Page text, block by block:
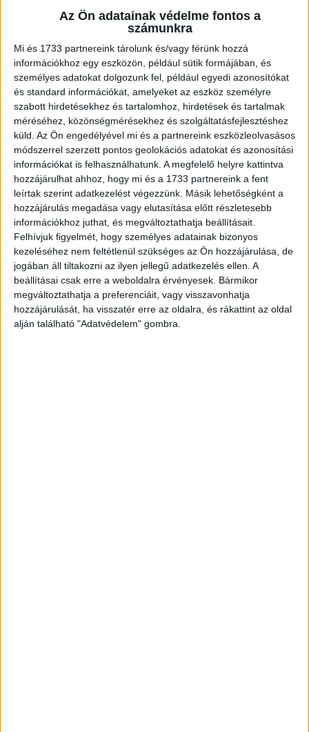
Az Ön adatainak védelme fontos a
számunkra
Mi és 1733 partnereink tárolunk és/vagy férünk hozzá
információkhoz egy eszközön, például sütik formájában, és
személyes adatokat dolgozunk fel, például egyedi azonosítókat
és standard információkat, amelyeket az eszköz személyre
szabott hirdetésekhez és tartalomhoz, hirdetések és tartalmak
méréséhez, közönségmérésekhez és szolgáltatásfejlesztéshez
küld. Az Ön engedélyével mi és a partnereink eszközleolvasásos
módszerrel szerzett pontos geolokációs adatokat és azonosítási
információkat is felhasználhatunk. A megfelelő helyre kattintva
hozzájárulhat ahhoz, hogy mi és a 1733 partnereink a fent
leírtak szerint adatkezelést végezzünk. Másik lehetőségként a
hozzájárulás megadása vagy elutasítása előtt részletesebb
információkhoz juthat, és megváltoztathatja beállításait.
Felhívjuk figyelmét, hogy személyes adatainak bizonyos
kezeléséhez nem feltétlenül szükséges az Ön hozzájárulása, de
jogában áll tiltakozni az ilyen jellegű adatkezelés ellen. A
beállításai csak erre a weboldalra érvényesek. Bármikor
megváltoztathatja a preferenciáit, vagy visszavonhatja
hozzájárulását, ha visszatér erre az oldalra, és rákattint az oldal
alján található "Adatvédelem" gombra.
Könnyen lehet, hogy titkos utak visznek a pénz
teremtéséhez, de az sincs kizárva, hogy titkos tanításokat
felhasználva kerül hozzád akár nagyobb összeg. A
túlzásoktól próbálj óvakodni, hisz most egyik végletből a
másikba eshetsz! Kerülj el minden olyan lehetőséget, ahol
nem tudsz ellenállni a felkínálkozó lehetőségeknek – pl.
könyves-, számítógépes boltok, telefonnal kapcsolatos
oldalak, de most az autószalonok is tiltólistán vannak!
Otthonod is lehet pénznyelő, bár valóban csodaszép
dolgokra találhatsz rá.
Hirdetés
Rák:VI.22. – VII.22..